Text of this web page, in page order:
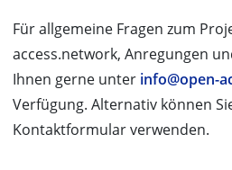
Für allgemeine Fragen zum
access.network, Anregungen
Ihnen gerne unter info@open-
Verfügung. Alternativ können
Kontaktformular verwenden.